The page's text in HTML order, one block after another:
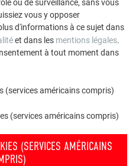
! Pour plus d’idées et
construction d’une nouvelle
vous invitons à parcourir
notregalerie de rénovation.
ou de surveillance, sans vous
vous y opposer
d'informations à ce sujet dans
et dans les mentions légales.
à tout moment dans
(services américains compris)
(services américains compris)
(SERVICES AMÉRICAINS